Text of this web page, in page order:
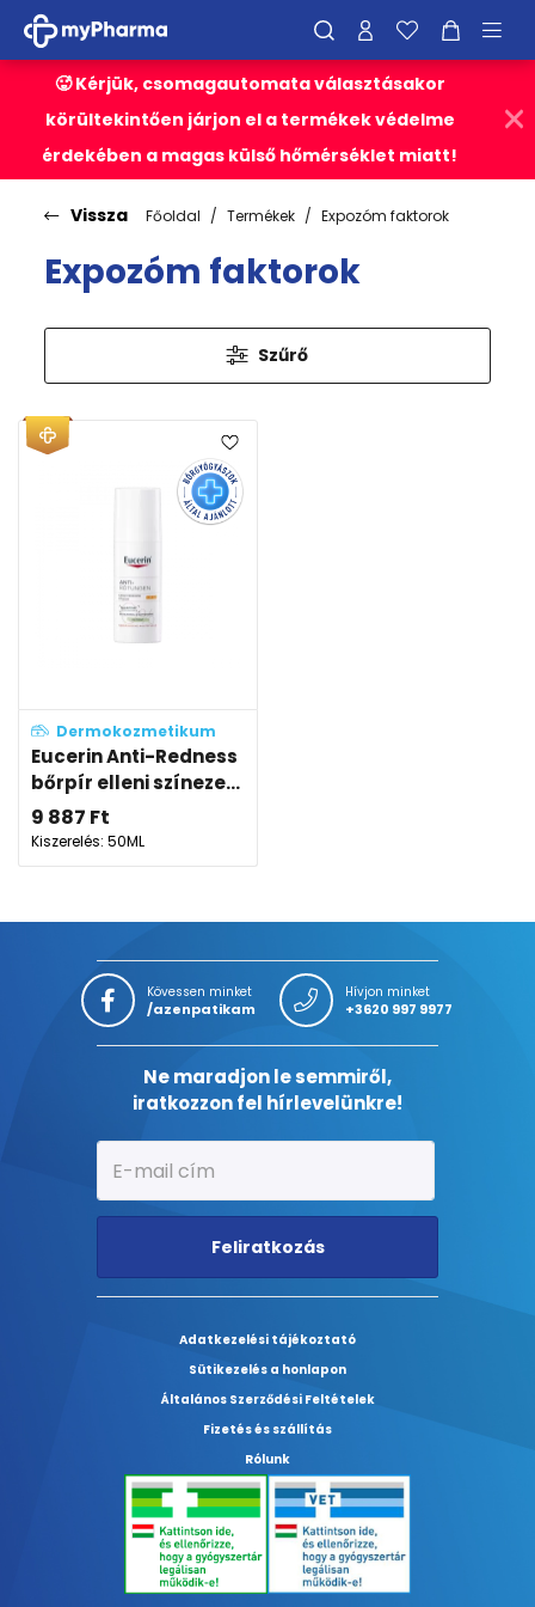
🥵 Kérjük, csomagautomata választásakor
körültekintően járjon el a termékek védelme
érdekében a magas külső hőmérséklet miatt!
Vissza Főoldal Termékek Expozóm faktorok
Expozóm faktorok
Szűrő
Dermokozmetikum
Eucerin Anti-Redness
bőrpír elleni színeze...
9 887 Ft
Kiszerelés: 50ML
Kövessen minket
/azenpatikam
Hívjon minket
+3620 997 9977
Ne maradjon le semmiről,
iratkozzon fel hírlevelünkre!
Feliratkozás
Adatkezelési tájékoztató
Sütikezelés a honlapon
Általános Szerződési Feltételek
Fizetés és szállítás
Rólunk